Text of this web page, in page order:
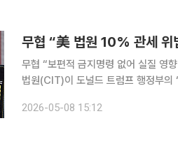
무협 “美 법원 10% 관세 위
무협 “보편적 금지명령 없어 실질 영향 제
법원(CIT)이 도널드 트럼프 행정부의
명령은 내리지 않으면서 실제 효력은
2026-05-08 15:12